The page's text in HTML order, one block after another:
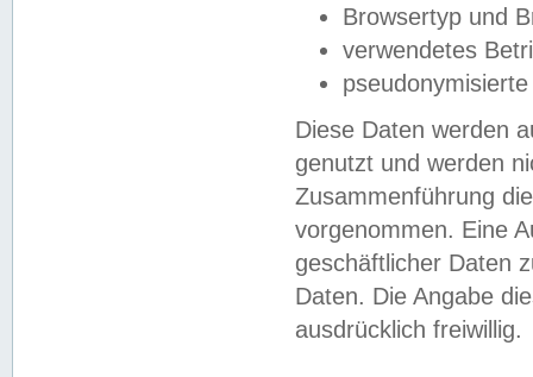
Browsertyp und
verwendetes
Diese Daten werden
genutzt und werden
Zusammenführung
vorgenommen. Eine
geschäftlicher Daten
Daten. Die Angabe
ausdrücklich freiwillig.